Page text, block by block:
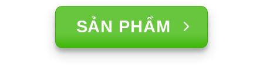
SẢN PHẨM